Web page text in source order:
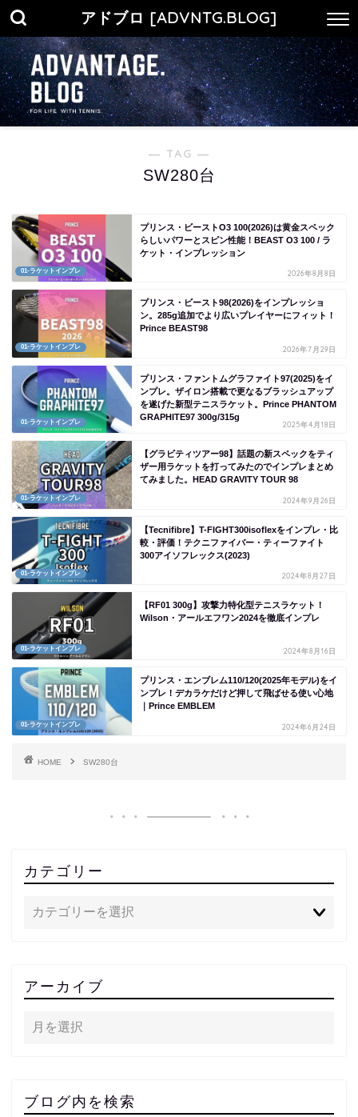
アドブロ [ADVNTG.BLOG]
― TAG ―
SW280台
01-ラケットインプレ
プリンス・ビーストO3 100(2026)は黄金スペック
らしいパワーとスピン性能！BEAST O3 100 / ラ
ケット・インプレッション
2026年8月8日
01-ラケットインプレ
プリンス・ビースト98(2026)をインプレッショ
ン。285g追加でより広いプレイヤーにフィット！
Prince BEAST98
2026年7月29日
01-ラケットインプレ
プリンス・ファントムグラファイト97(2025)をイ
ンプレ。ザイロン搭載で更なるブラッシュアップ
を遂げた新型テニスラケット。Prince PHANTOM
GRAPHITE97 300g/315g
2025年4月18日
01-ラケットインプレ
【グラビティツアー98】話題の新スペックをティ
ザー用ラケットを打ってみたのでインプレまとめ
てみました。HEAD GRAVITY TOUR 98
2024年9月26日
01-ラケットインプレ
【Tecnifibre】T-FIGHT300isoflexをインプレ・比
較・評価！テクニファイバー・ティーファイト
300アイソフレックス(2023)
2024年8月27日
01-ラケットインプレ
【RF01 300g】攻撃力特化型テニスラケット！
Wilson・アールエフワン2024を徹底インプレ
2024年8月16日
01-ラケットインプレ
プリンス・エンブレム110/120(2025年モデル)をイ
ンプレ！デカラケだけど押して飛ばせる使い心地
｜Prince EMBLEM
2024年6月24日
HOME SW280台
カテゴリー
アーカイブ
ブログ内を検索